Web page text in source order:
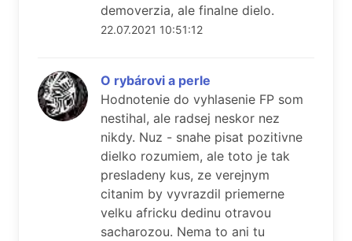
demoverzia, ale finalne dielo.
22.07.2021 10:51:12
O rybárovi a perle
Hodnotenie do vyhlasenie FP som
nestihal, ale radsej neskor nez
nikdy. Nuz - snahe pisat pozitivne
dielko rozumiem, ale toto je tak
presladeny kus, ze verejnym
citanim by vyvrazdil priemerne
velku africku dedinu otravou
sacharozou. Nema to ani tu